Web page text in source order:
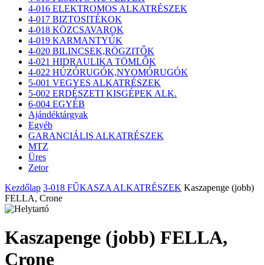
4-016 ELEKTROMOS ALKATRÉSZEK
4-017 BIZTOSITÉKOK
4-018 KÖZCSAVAROK
4-019 KARMANTYÚK
4-020 BILINCSEK,RÖGZITŐK
4-021 HIDRAULIKA TÖMLŐK
4-022 HÚZÓRUGÓK,NYOMÓRUGÓK
5-001 VEGYES ALKATRÉSZEK
5-002 ERDÉSZETI KISGÉPEK ALK.
6-004 EGYÉB
Ajándéktárgyak
Egyéb
GARANCIÁLIS ALKATRÉSZEK
MTZ
Üres
Zetor
Kezdőlap 3-018 FŰKASZA ALKATRÉSZEK Kaszapenge (jobb)
FELLA, Crone
Kaszapenge (jobb) FELLA,
Crone